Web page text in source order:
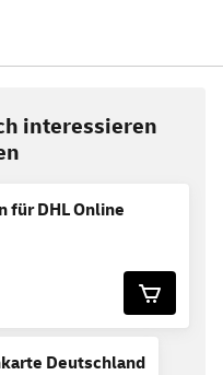
interessieren
DHL Online
Deutschland